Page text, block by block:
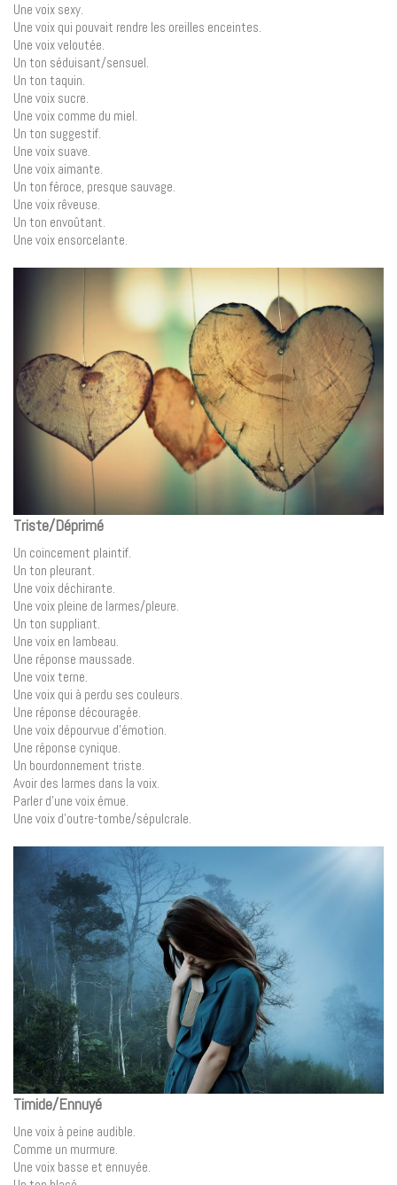
Une voix sexy.
Une voix qui pouvait rendre les oreilles enceintes.
Une voix veloutée.
Un ton séduisant/sensuel.
Un ton taquin.
Une voix sucre.
Une voix comme du miel.
Un ton suggestif.
Une voix suave.
Une voix aimante.
Un ton féroce, presque sauvage.
Une voix rêveuse.
Un ton envoûtant.
Une voix ensorcelante.
Triste/Déprimé
Un coincement plaintif.
Un ton pleurant.
Une voix déchirante.
Une voix pleine de larmes/pleure.
Un ton suppliant.
Une voix en lambeau.
Une réponse maussade.
Une voix terne.
Une voix qui à perdu ses couleurs.
Une réponse découragée.
Une voix dépourvue d’émotion.
Une réponse cynique.
Un bourdonnement triste.
Avoir des larmes dans la voix.
Parler d’une voix émue.
Une voix d’outre-tombe/sépulcrale.
Timide/Ennuyé
Une voix à peine audible.
Comme un murmure.
Une voix basse et ennuyée.